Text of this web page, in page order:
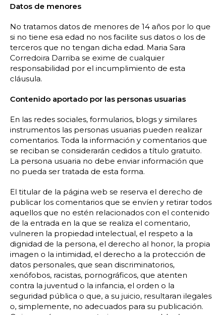
Datos de menores
No tratamos datos de menores de 14 años por lo que
si no tiene esa edad no nos facilite sus datos o los de
terceros que no tengan dicha edad. Maria Sara
Corredoira Darriba se exime de cualquier
responsabilidad por el incumplimiento de esta
cláusula.
Contenido aportado por las personas usuarias
En las redes sociales, formularios, blogs y similares
instrumentos las personas usuarias pueden realizar
comentarios. Toda la información y comentarios que
se reciban se considerarán cedidos a título gratuito.
La persona usuaria no debe enviar información que
no pueda ser tratada de esta forma.
El titular de la página web se reserva el derecho de
publicar los comentarios que se envíen y retirar todos
aquellos que no estén relacionados con el contenido
de la entrada en la que se realiza el comentario,
vulneren la propiedad intelectual, el respeto a la
dignidad de la persona, el derecho al honor, la propia
imagen o la intimidad, el derecho a la protección de
datos personales, que sean discriminatorios,
xenófobos, racistas, pornográficos, que atenten
contra la juventud o la infancia, el orden o la
seguridad pública o que, a su juicio, resultaran ilegales
o, simplemente, no adecuados para su publicación.